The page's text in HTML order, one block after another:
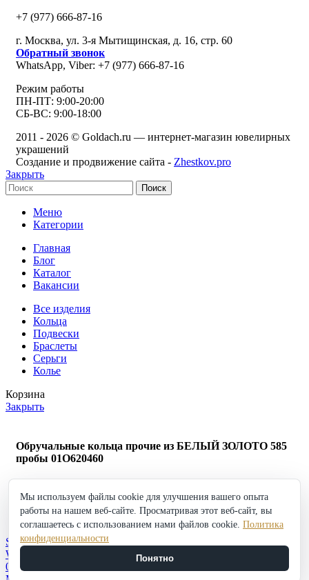
+7 (977) 666-87-16
г. Москва, ул. 3-я Мытищинская, д. 16, стр. 60
Обратный звонок
WhatsApp, Viber: +7 (977) 666-87-16
Режим работы
ПН-ПТ: 9:00-20:00
СБ-ВС: 9:00-18:00
2011 - 2026 © Goldach.ru — интернет-магазин ювелирных
украшений
Создание и продвижение сайта - Zhestkov.pro
Закрыть
Поиск
Меню
Категории
Главная
Блог
Каталог
Вакансии
Все изделия
Кольца
Подвески
Браслеты
Серьги
Колье
Корзина
Закрыть
Обручальные кольца прочие из БЕЛЫЙ ЗОЛОТО 585
пробы 01О620460
Обручальные
кольца
прочие
из
БЕЛЫЙ
585
в корзину Купить
Добавить в избранное
Shop
Wishlist
0
items
Мы используем файлы cookie для улучшения вашего опыта
работы на нашем веб-сайте. Просматривая этот веб-сайт, вы
соглашаетесь с использованием нами файлов cookie. Политика
конфиденциальности
Понятно